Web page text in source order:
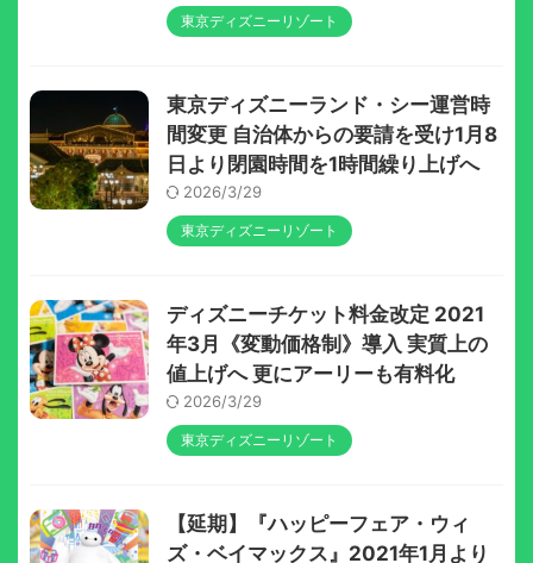
東京ディズニーリゾート
東京ディズニーランド・シー運営時
間変更 自治体からの要請を受け1月8
日より閉園時間を1時間繰り上げへ
2026/3/29
東京ディズニーリゾート
ディズニーチケット料金改定 2021
年3月《変動価格制》導入 実質上の
値上げへ 更にアーリーも有料化
2026/3/29
東京ディズニーリゾート
【延期】『ハッピーフェア・ウィ
ズ・ベイマックス』2021年1月より